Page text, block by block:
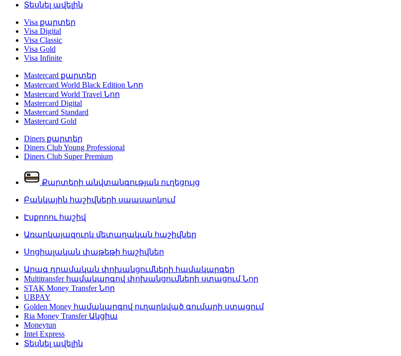
Տեսնել ավելին
Visa քարտեր
Visa Digital
Visa Classic
Visa Gold
Visa Infinite
Mastercard քարտեր
Mastercard World Black Edition Նոր
Mastercard World Travel Նոր
Mastercard Digital
Mastercard Standard
Mastercard Gold
Diners քարտեր
Diners Club Young Professional
Diners Club Super Premium
Քարտերի անվտանգության ուղեցույց
Բանկային հաշիվների սպասարկում
Էսքրոու հաշիվ
Առարկայազուրկ մետաղական հաշիվներ
Սոցիալական փաթեթի հաշիվներ
Արագ դրամական փոխանցումների համակարգեր
Multitransfer համակարգով փոխանցումների ստացումՆոր
STAK Money TransferՆոր
UBPAY
Golden Money համակարգով ուղարկված գումարի ստացում
Ria Money Transfer Ակցիա
Moneytun
Intel Express
Տեսնել ավելին